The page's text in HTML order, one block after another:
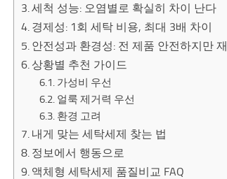
세척 성능: 오염별로 확실히 차이 난다
경제성: 1회 세탁 비용, 최대 3배 차이
안전성과 환경성: 전 제품 안전하지만
상황별 추천 가이드
가성비 우선
얼룩 제거력 우선
환경 고려
내게 맞는 세탁세제 찾는 법
정보에서 행동으로
액체형 세탁세제 품질비교 FAQ